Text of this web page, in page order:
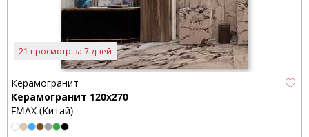
21 просмотр за 7 дней
Керамогранит
Керамогранит 120x270
FMAX (Китай)